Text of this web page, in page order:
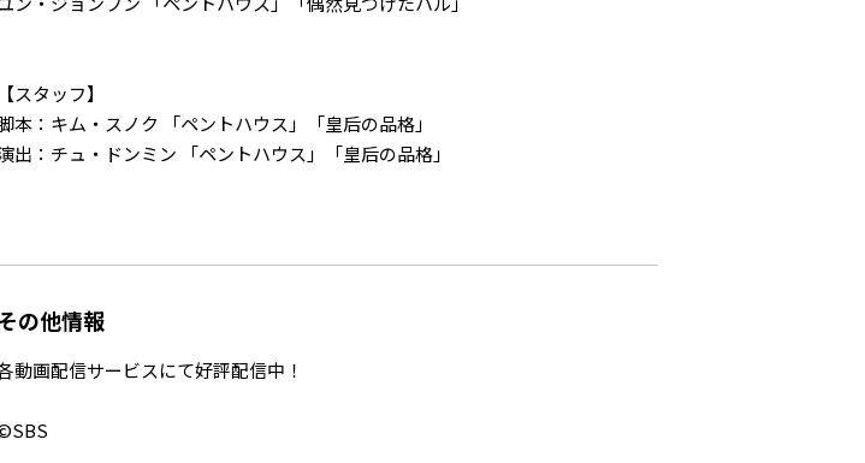
【スタッフ】
本：キム・スノク 「ペントハウス」「皇后の品格」
出：チュ・ドンミン 「ペントハウス」「皇后の品格」
の他情報
動画配信サービスにて好評配信中！